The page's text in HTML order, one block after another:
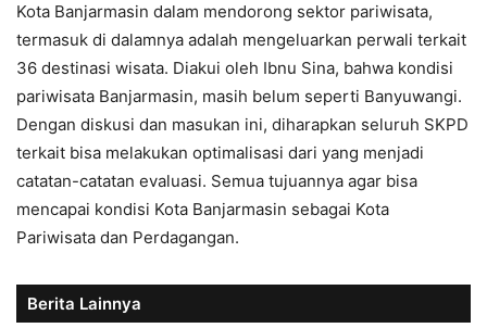
Kota Banjarmasin dalam mendorong sektor pariwisata,
termasuk di dalamnya adalah mengeluarkan perwali terkait
36 destinasi wisata. Diakui oleh Ibnu Sina, bahwa kondisi
pariwisata Banjarmasin, masih belum seperti Banyuwangi.
Dengan diskusi dan masukan ini, diharapkan seluruh SKPD
terkait bisa melakukan optimalisasi dari yang menjadi
catatan-catatan evaluasi. Semua tujuannya agar bisa
mencapai kondisi Kota Banjarmasin sebagai Kota
Pariwisata dan Perdagangan.
Berita Lainnya